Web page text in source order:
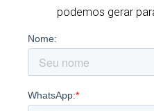
podemos gerar